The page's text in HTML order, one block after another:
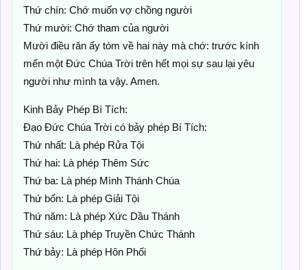
Thứ chín: Chớ muốn vợ chồng người
Thứ mười: Chớ tham của người
Mười điều răn ấy tóm về hai này mà chớ: trước kính
mến một Đức Chúa Trời trên hết mọi sự sau lại yêu
người như mình ta vậy. Amen.
Kinh Bảy Phép Bí Tích:
Đạo Đức Chúa Trời có bảy phép Bí Tích:
Thứ nhất: Là phép Rửa Tội
Thứ hai: Là phép Thêm Sức
Thứ ba: Là phép Mình Thánh Chúa
Thứ bốn: Là phép Giải Tội
Thứ năm: Là phép Xức Dầu Thánh
Thứ sáu: Là phép Truyền Chức Thánh
Thứ bảy: Là phép Hôn Phối